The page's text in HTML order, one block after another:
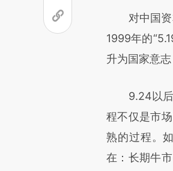
请务必
[https://
成，可能与
对中国资
1999年的
升为国家意
9.24以后，
程不仅是市
熟的过程。
在：长期牛